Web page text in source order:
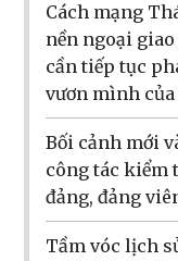
Cách mạng
nền ngoại
cần tiếp tục
vươn mình của
Bối cảnh mới
công tác kiểm
đảng, đảng
Tầm vóc lịch